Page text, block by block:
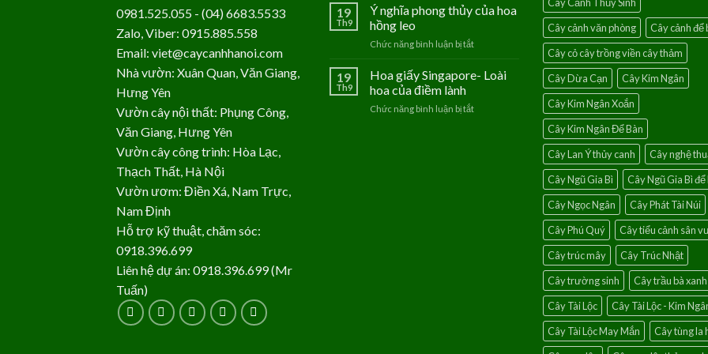
0981.525.055 - (04) 6683.5533
Zalo, Viber: 0915.885.558
Email: viet@caycanhhanoi.com
Nhà vườn: Xuân Quan, Văn Giang,
Hưng Yên
Vườn cây nội thất: Phụng Công,
Văn Giang, Hưng Yên
Vườn cây công trình: Hòa Lạc,
Thạch Thất, Hà Nội
Vườn ươm: Điền Xá, Nam Trực,
Nam Định
Hỗ trợ kỹ thuật, chăm sóc:
0918.396.699
Liên hệ dự án: 0918.396.699 (Mr
Tuấn)
của
phúc
cây
19
Th9
Ý nghĩa phong thủy của hoa
hồng leo
Chức năng bình luận bị tắt
nghĩa
19
Th9
Hoa giấy Singapore- Loài
hoa của điềm lành
Chức năng bình luận bị tắt
Cây cảnh văn phòng
Cây cảnh để
Cây cỏ cây trồng viền cây thảm
Cây Dừa Cạn
Cây Kim Ngân
Cây Kim Ngân Xoắn
Cây Kim Ngân Để Bàn
Cây Lan Ý thủy canh
Cây nghệ
Cây Ngũ Gia Bì
Cây Ngũ Gia Bì để
Cây Ngọc Ngân
Cây Phát Tài Núi
Cây Phú Quý
Cây tiểu cảnh sân
Cây trúc mây
Cây Trúc Nhật
Cây trường sinh
Cây trầu bà xanh
Cây Tài Lộc
Cây Tài Lộc - Kim
Cây Tài Lộc May Mắn
Cây tùng la